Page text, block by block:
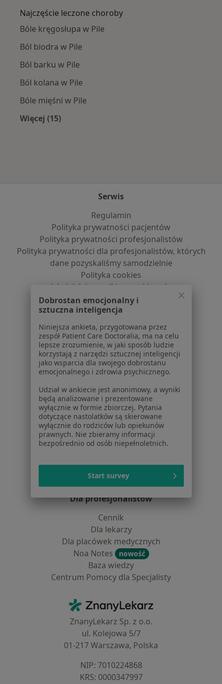
Najczęście leczone choroby
Bóle kręgosłupa w Pile
Ból biodra w Pile
Ból barku w Pile
Ból kolana w Pile
Bóle mięśni w Pile
Więcej (15)
Serwis
Regulamin
Polityka prywatności pacjentów
Polityka prywatności profesjonalistów
Polityka prywatności dla profesjonalistów, których
dane pozyskaliśmy samodzielnie
Polityka cookies
Jak działają wyniki wyszukiwania
Dostępność
O nas
Praca
Rekrutujemy!
Partnerzy
Centrum prasowe
Kontakt
Dla pacjentów
Lekarze
Placówki medyczne
Pytania i odpowiedzi
Usługi i zabiegi
Choroby
Aplikacje mobilne
Blog dla pacjentów
Dla profesjonalistów
Cennik
Dla lekarzy
Dla placówek medycznych
Noa Notes
nowość
Baza wiedzy
Centrum Pomocy dla Specjalisty
ZnanyLekarz - Strona główna
ZnanyLekarz Sp. z o.o.
ul. Kolejowa 5/7
01-217 Warszawa, Polska
NIP: ⁠7010224868
KRS: ⁠0000347997
Dobrostan emocjonalny i
sztuczna inteligencja
Niniejsza ankieta, przygotowana przez
zespół Patient Care Doctoralia, ma na celu
lepsze zrozumienie, w jaki sposób ludzie
korzystają z narzędzi sztucznej inteligencji
jako wsparcia dla swojego dobrostanu
emocjonalnego i zdrowia psychicznego.
Udział w ankiecie jest anonimowy, a wyniki
będą analizowane i prezentowane
wyłącznie w formie zbiorczej. Pytania
dotyczące nastolatków są skierowane
wyłącznie do rodziców lub opiekunów
prawnych. Nie zbieramy informacji
bezpośrednio od osób niepełnoletnich.
Start survey